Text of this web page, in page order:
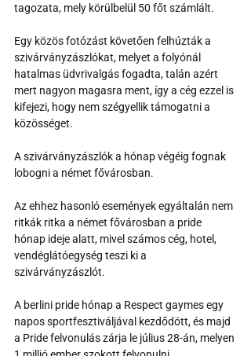
tagozata, mely körülbelül 50 főt számlált.
Egy közös fotózást követően felhúzták a
szivárványzászlókat, melyet a folyónál
hatalmas üdvrivalgás fogadta, talán azért
mert nagyon magasra ment, így a cég ezzel is
kifejezi, hogy nem szégyellik támogatni a
közösséget.
A szivárványzászlók a hónap végéig fognak
lobogni a német fővárosban.
Az ehhez hasonló események egyáltalán nem
ritkák ritka a német fővárosban a pride
hónap ideje alatt, mivel számos cég, hotel,
vendéglátóegység teszi ki a
szivárványzászlót.
A berlini pride hónap a Respect gaymes egy
napos sportfesztiváljával kezdődött, és majd
a Pride felvonulás zárja le július 28-án, melyen